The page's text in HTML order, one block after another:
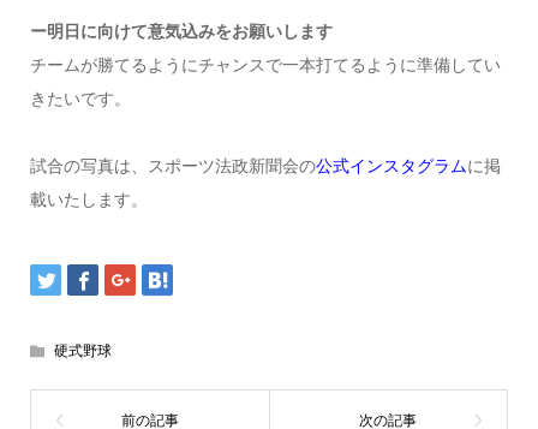
ー明日に向けて意気込みをお願いします
チームが勝てるようにチャンスで一本打てるように準備してい
きたいです。
試合の写真は、スポーツ法政新聞会の公式インスタグラムに掲
載いたします。
硬式野球